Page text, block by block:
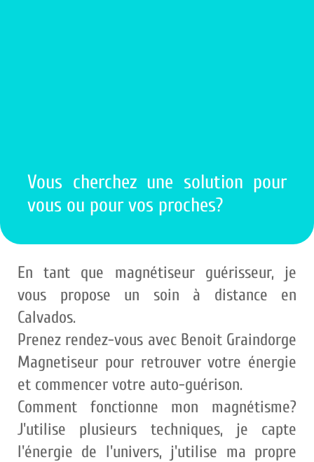
Vous cherchez une solution pour
vous ou pour vos proches?
En tant que magnétiseur guérisseur, je
vous propose un soin à distance en
Calvados.
Prenez rendez-vous avec Benoit Graindorge
Magnetiseur pour retrouver votre énergie
et commencer votre auto-guérison.
Comment fonctionne mon magnétisme?
J'utilise plusieurs techniques, je capte
l'énergie de l'univers, j'utilise ma propre